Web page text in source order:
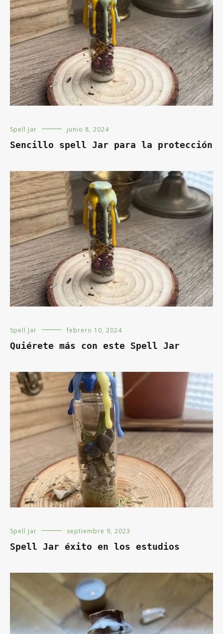
Spell Jar junio 8, 2024
Sencillo spell Jar para la protección
Spell Jar febrero 10, 2024
Quiérete más con este Spell Jar
Spell Jar septiembre 9, 2023
Spell Jar éxito en los estudios